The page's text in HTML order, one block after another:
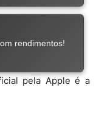
pela Apple é a